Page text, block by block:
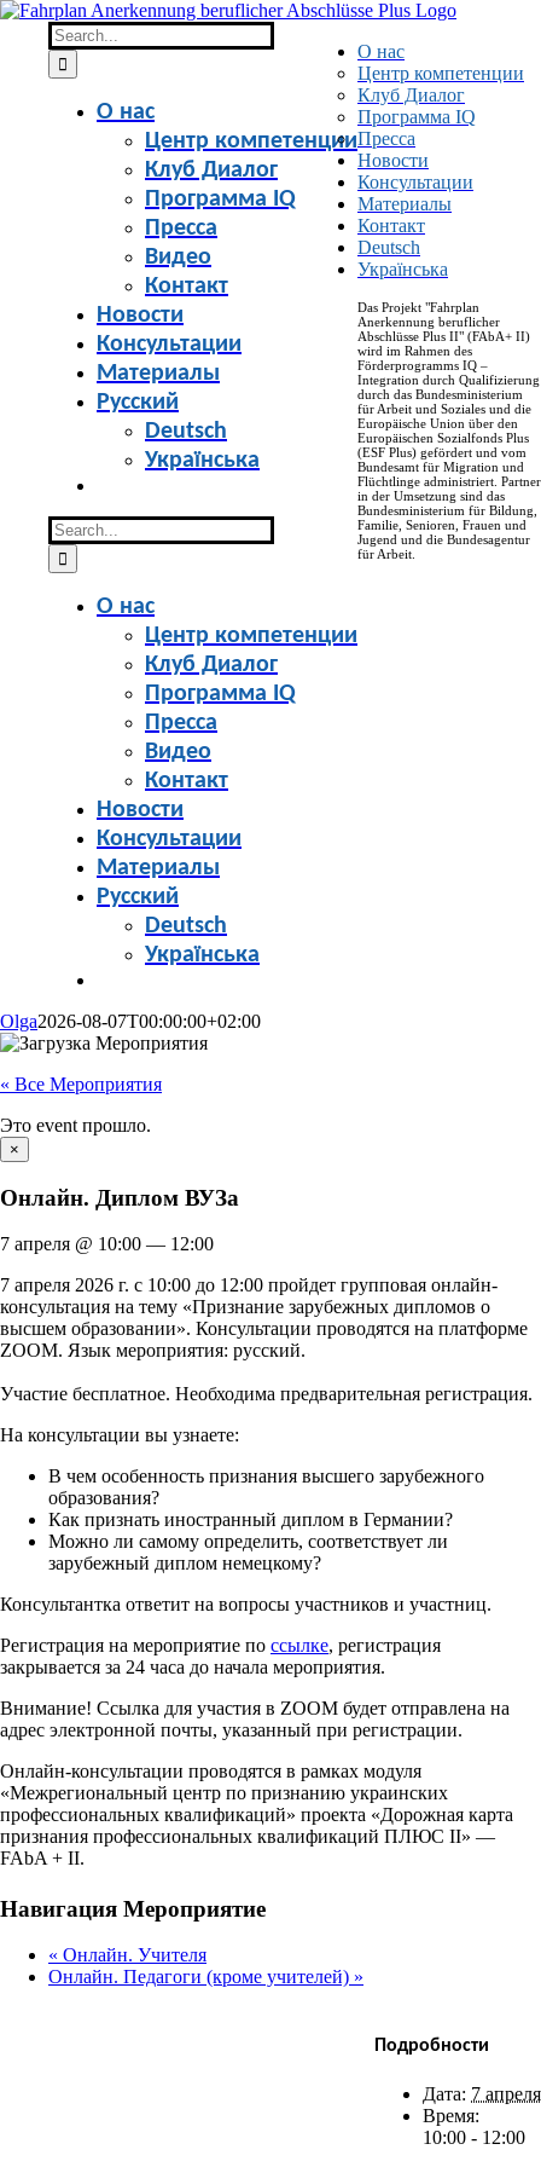
Skip
content
Search
for:
О нас
Центр компетенции
Клуб Диалог
Программа IQ
Пресса
Видео
Контакт
Новости
Консультации
Материалы
Русский
Deutsch
Українська
Search
for:
О нас
Центр компетенции
Клуб Диалог
Программа IQ
Пресса
Видео
Контакт
Новости
Консультации
Материалы
Русский
Deutsch
Українська
О нас
Центр компетенции
Клуб Диалог
Программа IQ
Пресса
Новости
Консультации
Материалы
Контакт
Deutsch
Українська
Olga2026-08-07T00:00:00+02:00
« Все Мероприятия
Это event прошло.
×
Онлайн. Диплом ВУЗа
7 апреля @ 10:00 — 12:00
7 апреля 2026 г. с 10:00 до 12:00 пройдет групповая онлайн-
консультация на тему «Признание зарубежных дипломов о
высшем образовании». Консультации проводятся на платформе
ZOOM. Язык мероприятия: русский.
Участие бесплатное. Необходима предварительная регистрация.
На консультации вы узнаете:
В чем особенность признания высшего зарубежного
образования?
Как признать иностранный диплом в Германии?
Можно ли самому определить, соответствует ли
зарубежный диплом немецкому?
Консультантка ответит на вопросы участников и участниц.
Регистрация на мероприятие по ссылке, регистрация
закрывается за 24 часа до начала мероприятия.
Внимание! Ссылка для участия в ZOOM будет отправлена на
адрес электронной почты, указанный при регистрации.
Онлайн-консультации проводятся в рамках модуля
«Межрегиональный центр по признанию украинских
профессиональных квалификаций» проекта «Дорожная карта
признания профессиональных квалификаций ПЛЮС II» —
FAbA + II.
Facebook
X
Bluesky
Reddit
LinkedIn
WhatsApp
Telegram
Tumblr
Xing
Email
Copy
Навигация Мероприятие
« Онлайн. Учителя
Онлайн. Педагоги (кроме учителей) »
Подробности
Дата: 7 апреля
Время:
10:00 - 12:00
Das Projekt "Fahrplan
Anerkennung beruflicher
Abschlüsse Plus II" (FAbA+ II)
wird im Rahmen des
Förderprogramms IQ –
Integration durch Qualifizierung
durch das Bundesministerium
für Arbeit und Soziales und die
Europäische Union über den
Europäischen Sozialfonds Plus
(ESF Plus) gefördert und vom
Bundesamt für Migration und
Flüchtlinge administriert. Partner
in der Umsetzung sind das
Bundesministerium für Bildung,
Familie, Senioren, Frauen und
Jugend und die Bundesagentur
für Arbeit.